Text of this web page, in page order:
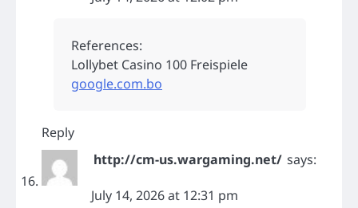
References:
Lollybet Casino 100 Freispiele
google.com.bo
Reply
http://cm-us.wargaming.net/ says:
July 14, 2026 at 12:31 pm